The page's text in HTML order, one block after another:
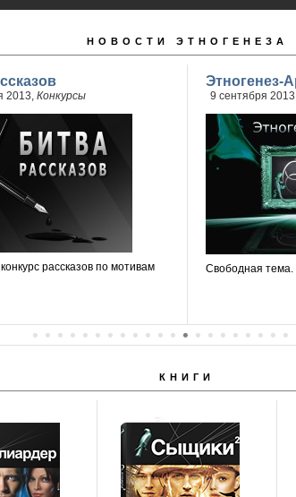
НОВОСТИ ЭТНОГЕНЕЗА
2013, Конкурсы
рассказов по мотивам
Этногенез-
9 сентября
Свободная тема.
КНИГИ